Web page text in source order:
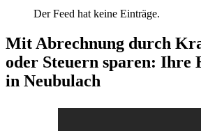
Der Feed hat keine Einträge.
Mit Abrechnung durch
oder Steuern sparen: Ihre
in Neubulach